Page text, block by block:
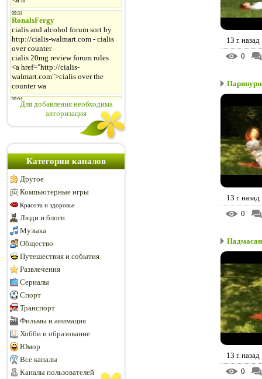
Для добавления необходима
авторизация
Категории каналов
Другое
Компьютерные игры
Красота и здоровье
Люди и блоги
Музыка
Общество
Путешествия и события
Развлечения
Сериалы
Спорт
Транспорт
Фильмы и анимация
Хобби и образование
Юмор
Все каналы
Каналы пользователей
13 г. назад
0
13 г. назад
0
13 г. назад
0